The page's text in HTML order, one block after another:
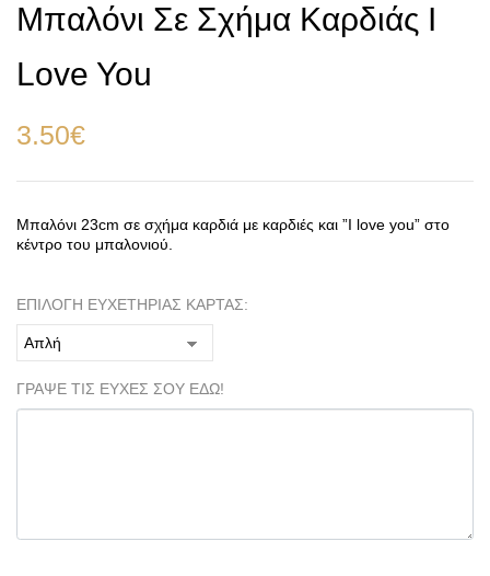
Μπαλόνι Σε Σχήμα Καρδιάς I
Love You
3.50€
Μπαλόνι 23cm σε σχήμα καρδιά με καρδιές και ”I love you” στο
κέντρο του μπαλονιού.
ΕΠΙΛΟΓΗ ΕΥΧΕΤΗΡΙΑΣ ΚΑΡΤΑΣ:
ΓΡΑΨΕ ΤΙΣ ΕΥΧΕΣ ΣΟΥ ΕΔΩ!